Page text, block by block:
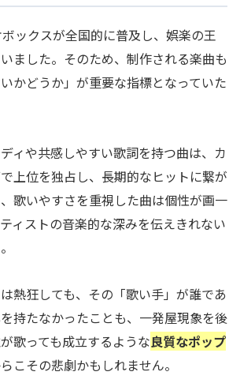
ックスが全国的に普及し、娯楽の王
ました。そのため、制作される楽曲も
いかどうか」が重要な指標となっていた
ィや共感しやすい歌詞を持つ曲は、カ
上位を独占し、長期的なヒットに繋が
歌いやすさを重視した曲は個性が画一
ィストの音楽的な深みを伝えきれない
熱狂しても、その「歌い手」が誰であ
持たなかったことも、一発屋現象を後
歌っても成立するような良質なポップ
こその悲劇かもしれません。